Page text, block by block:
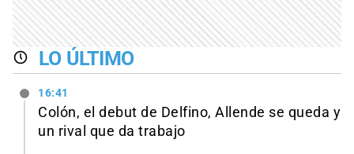
LO ÚLTIMO
16:41
Colón, el debut de Delfino, Allende se queda y
un rival que da trabajo